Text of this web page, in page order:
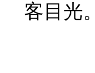
客目光。